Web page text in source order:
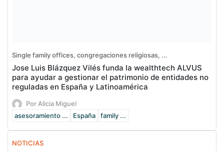
Single family offices, congregaciones religiosas, ...
Jose Luis Blázquez Vilés funda la wealthtech ALVUS
para ayudar a gestionar el patrimonio de entidades no
reguladas en España y Latinoamérica
Por Alicia Miguel
asesoramiento ...
España family ...
NOTICIAS